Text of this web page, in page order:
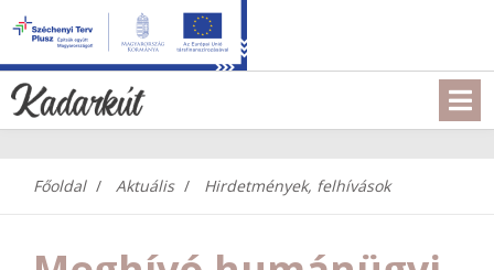
Főoldal Aktuális Hirdetmények, felhívások